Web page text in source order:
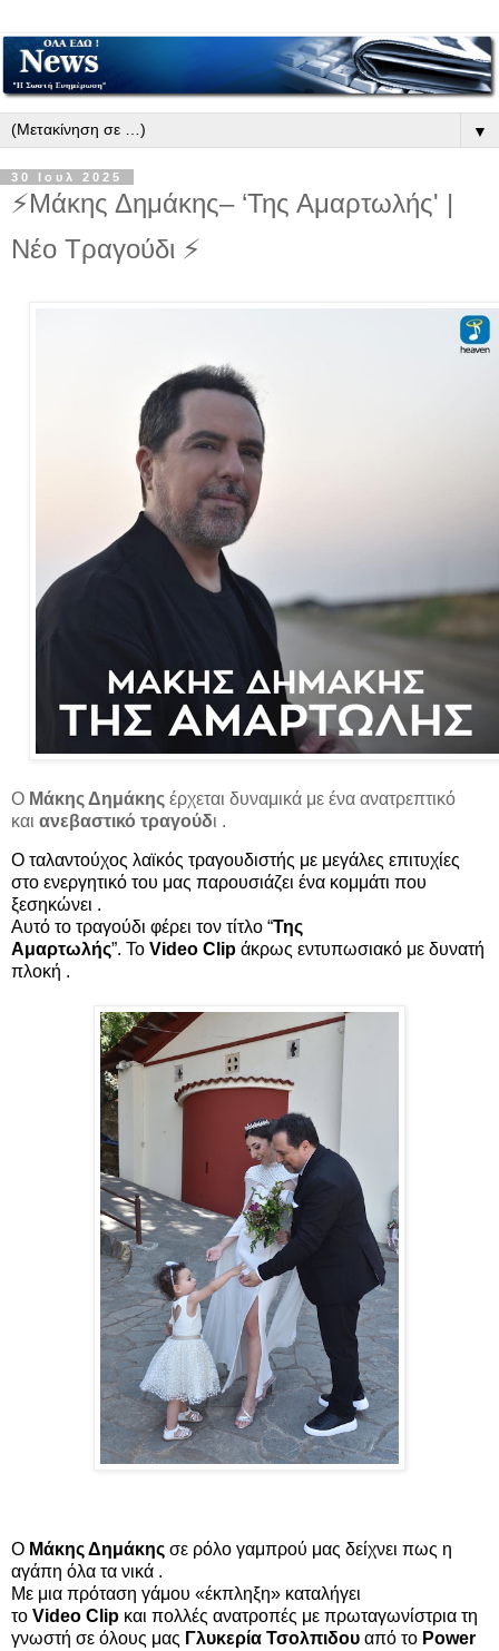
▼
30 Ιουλ 2025
⚡️Μάκης Δημάκης– ‘Της Αμαρτωλής' |
Νέο Τραγούδι ⚡
Ο Μάκης Δημάκης έρχεται δυναμικά με ένα ανατρεπτικό
και ανεβαστικό τραγούδι .
Ο ταλαντούχος λαϊκός τραγουδιστής με μεγάλες επιτυχίες
στο ενεργητικό του μας παρουσιάζει ένα κομμάτι που
ξεσηκώνει .
Αυτό το τραγούδι φέρει τον τίτλο “Της
Αμαρτωλής”. Το Video Clip άκρως εντυπωσιακό με δυνατή
πλοκή .
Ο Μάκης Δημάκης σε ρόλο γαμπρού μας δείχνει πως η
αγάπη όλα τα νικά .
Με μια πρόταση γάμου «έκπληξη» καταλήγει
το Video Clip και πολλές ανατροπές με πρωταγωνίστρια τη
γνωστή σε όλους μας Γλυκερία Τσολπιδου από το Power